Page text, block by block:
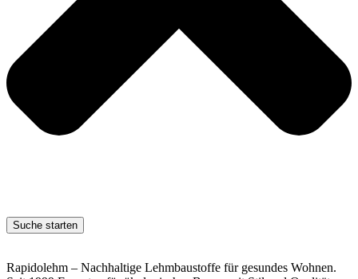
Suche starten
Rapidolehm – Nachhaltige Lehmbaustoffe für gesundes Wohnen.